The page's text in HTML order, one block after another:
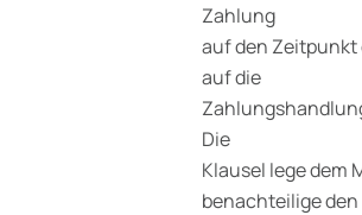
Zahlung
auf den Zeitpunkt
auf die
Die
Klausel lege dem
benachteilige